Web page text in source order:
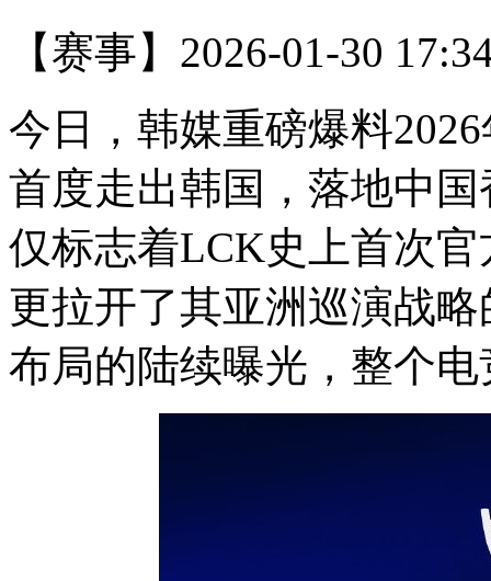
【赛事】 2026-01-30
今日，韩媒重磅爆料
首度走出韩国，落地中
仅标志着LCK史上首次
更拉开了其亚洲巡演战
布局的陆续曝光，整个